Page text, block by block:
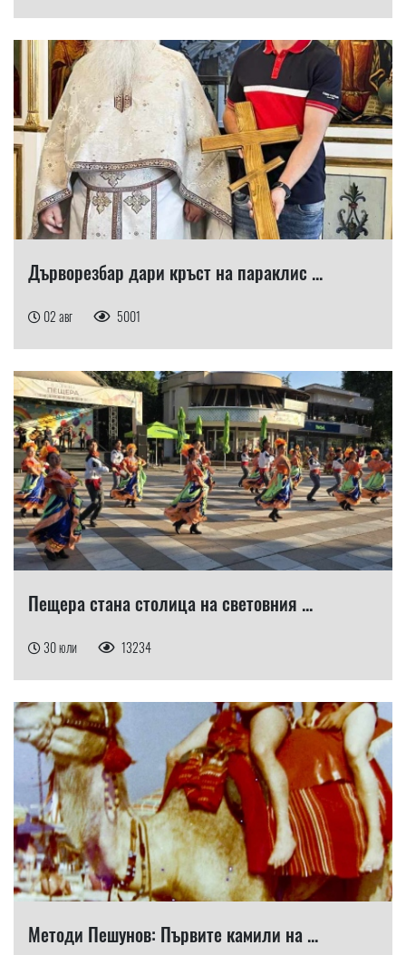
Дърворезбар дари кръст на параклис ...
02 авг 5001
Пещера стана столица на световния ...
30 юли 13234
Методи Пешунов: Първите камили на ...